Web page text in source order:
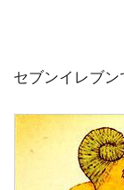
セブンイレブン